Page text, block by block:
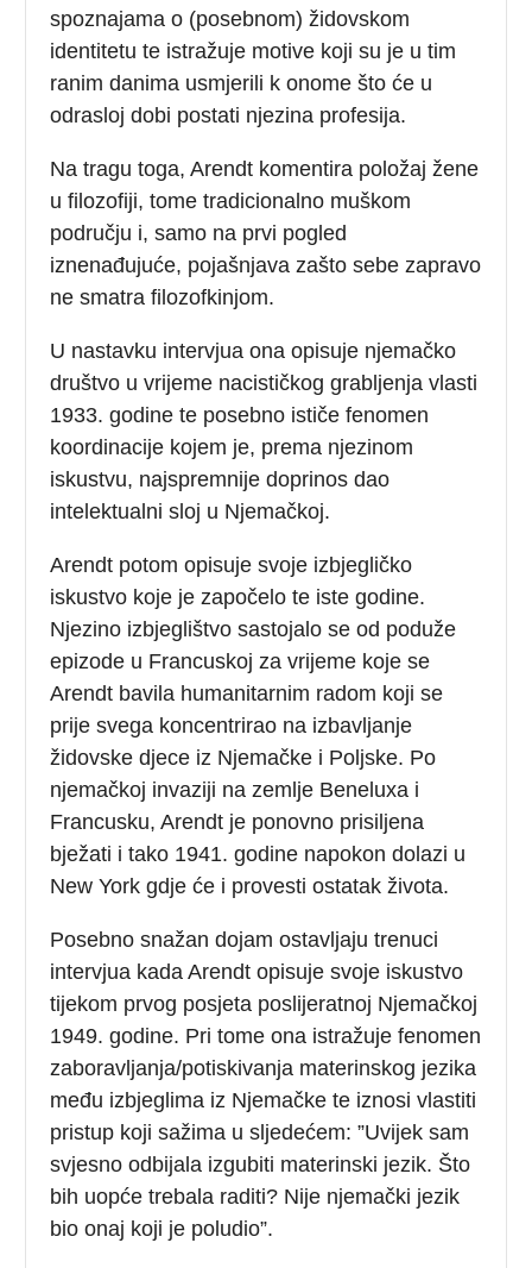
spoznajama o (posebnom) židovskom
identitetu te istražuje motive koji su je u tim
ranim danima usmjerili k onome što će u
odrasloj dobi postati njezina profesija.
Na tragu toga, Arendt komentira položaj žene
u filozofiji, tome tradicionalno muškom
području i, samo na prvi pogled
iznenađujuće, pojašnjava zašto sebe zapravo
ne smatra filozofkinjom.
U nastavku intervjua ona opisuje njemačko
društvo u vrijeme nacističkog grabljenja vlasti
1933. godine te posebno ističe fenomen
koordinacije kojem je, prema njezinom
iskustvu, najspremnije doprinos dao
intelektualni sloj u Njemačkoj.
Arendt potom opisuje svoje izbjegličko
iskustvo koje je započelo te iste godine.
Njezino izbjeglištvo sastojalo se od poduže
epizode u Francuskoj za vrijeme koje se
Arendt bavila humanitarnim radom koji se
prije svega koncentrirao na izbavljanje
židovske djece iz Njemačke i Poljske. Po
njemačkoj invaziji na zemlje Beneluxa i
Francusku, Arendt je ponovno prisiljena
bježati i tako 1941. godine napokon dolazi u
New York gdje će i provesti ostatak života.
Posebno snažan dojam ostavljaju trenuci
intervjua kada Arendt opisuje svoje iskustvo
tijekom prvog posjeta poslijeratnoj Njemačkoj
1949. godine. Pri tome ona istražuje fenomen
zaboravljanja/potiskivanja materinskog jezika
među izbjeglima iz Njemačke te iznosi vlastiti
pristup koji sažima u sljedećem: ”Uvijek sam
svjesno odbijala izgubiti materinski jezik. Što
bih uopće trebala raditi? Nije njemački jezik
bio onaj koji je poludio”.